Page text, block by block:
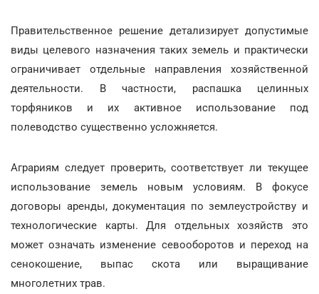
Правительственное решение детализирует допустимые
виды целевого назначения таких земель и практически
ограничивает отдельные направления хозяйственной
деятельности. В частности, распашка целинных
торфяников и их активное использование под
полеводство существенно усложняется.
Аграриям следует проверить, соответствует ли текущее
использование земель новым условиям. В фокусе
договоры аренды, документация по землеустройству и
технологические карты. Для отдельных хозяйств это
может означать изменение севооборотов и переход на
сенокошение, выпас скота или выращивание
многолетних трав.